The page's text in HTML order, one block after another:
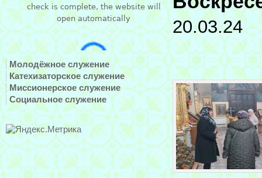
Молодёжное служение
Катехизаторское служение
Миссионерское служение
Социальное служение
20.03.24